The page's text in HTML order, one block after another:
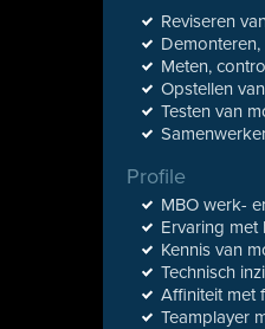
Reviseren
Meten,
Opstellen
Testen van
Profile
MBO werk-
Ervaring
Kennis van
Technisch
Affiniteit met
Teamplayer